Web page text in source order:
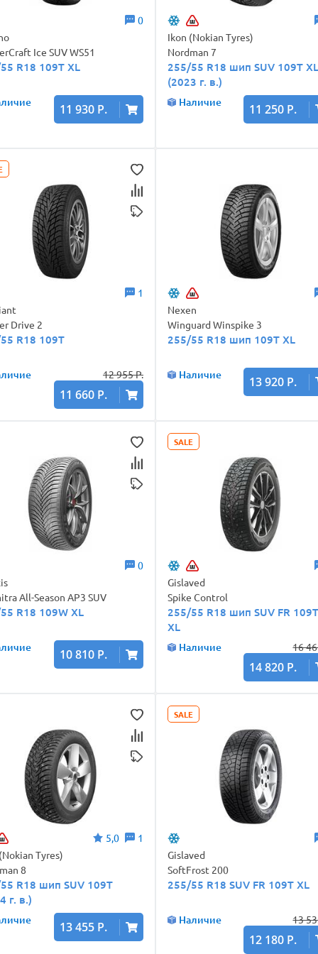
0
Ice SUV WS51
R18 109T XL
11 930 Р.
Ikon (Nokian Tyres)
Nordman 7
255/55 R18 шип SUV 109T XL
(2023 г. в.)
Наличие 11 250 Р.
1
Drive 2
R18 109T
12 955 Р.
11 660 Р.
Nexen
Winguard Winspike 3
255/55 R18 шип 109T XL
Наличие 13 920 Р.
0
All-Season AP3 SUV
R18 109W XL
10 810 Р.
SALE
Gislaved
Spike Control
255/55 R18 шип SUV FR 109T
XL
Наличие 16
14 820 Р.
5,0
1
Tyres)
8
R18 шип SUV 109T
г. в.)
13 455 Р.
SALE
Gislaved
SoftFrost 200
255/55 R18 SUV FR 109T XL
Наличие 13
12 180 Р.